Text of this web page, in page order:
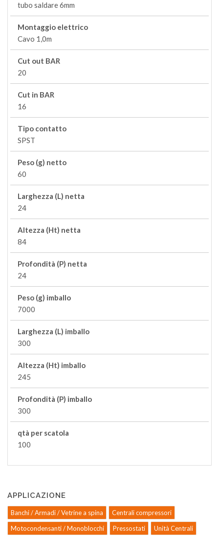
tubo saldare 6mm
Montaggio elettrico
Cavo 1,0m
Cut out BAR
20
Cut in BAR
16
Tipo contatto
SPST
Peso (g) netto
60
Larghezza (L) netta
24
Altezza (Ht) netta
84
Profondità (P) netta
24
Peso (g) imballo
7000
Larghezza (L) imballo
300
Altezza (Ht) imballo
245
Profondità (P) imballo
300
qtà per scatola
100
APPLICAZIONE
Banchi / Armadi / Vetrine a spina
Centrali compressori
Motocondensanti / Monoblocchi
Pressostati Unità Centrali